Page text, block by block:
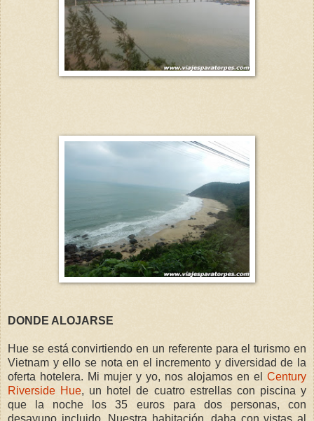
DONDE ALOJARSE
Hue se está convirtiendo en un referente para el turismo en
Vietnam y ello se nota en el incremento y diversidad de la
oferta hotelera. Mi mujer y yo, nos alojamos en el Century
Riverside Hue, un hotel de cuatro estrellas con piscina y
que la noche los 35 euros para dos personas, con